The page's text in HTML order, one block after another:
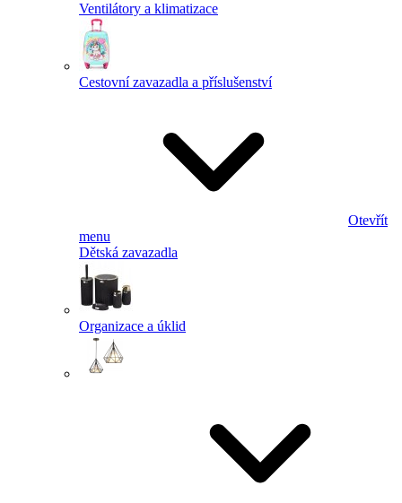
Ventilátory a klimatizace
Cestovní zavazadla a příslušenství
Otevřít
menu
Dětská zavazadla
Organizace a úklid